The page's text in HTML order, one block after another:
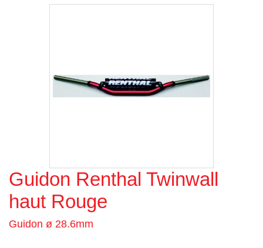
Agrandir l'image
Guidon Renthal Twinwall
haut Rouge
Guidon ø 28.6mm